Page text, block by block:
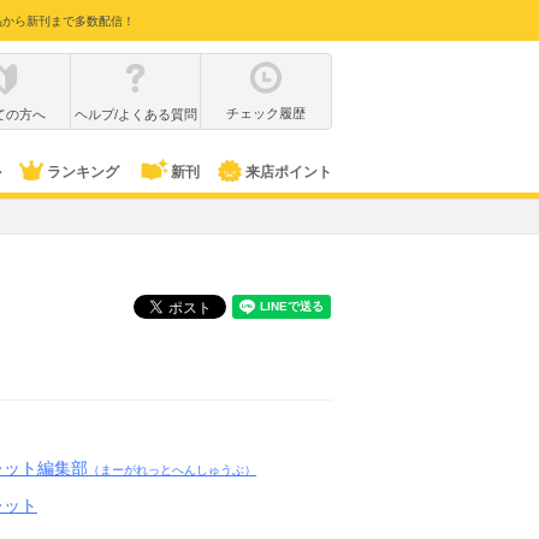
ら新刊まで多数配信！
の方へ ヘルプ/よくある質問 チェック履歴
ランキング 新刊 来店ポイント
ト編集部 （まーがれっとへんしゅうぶ）
ト